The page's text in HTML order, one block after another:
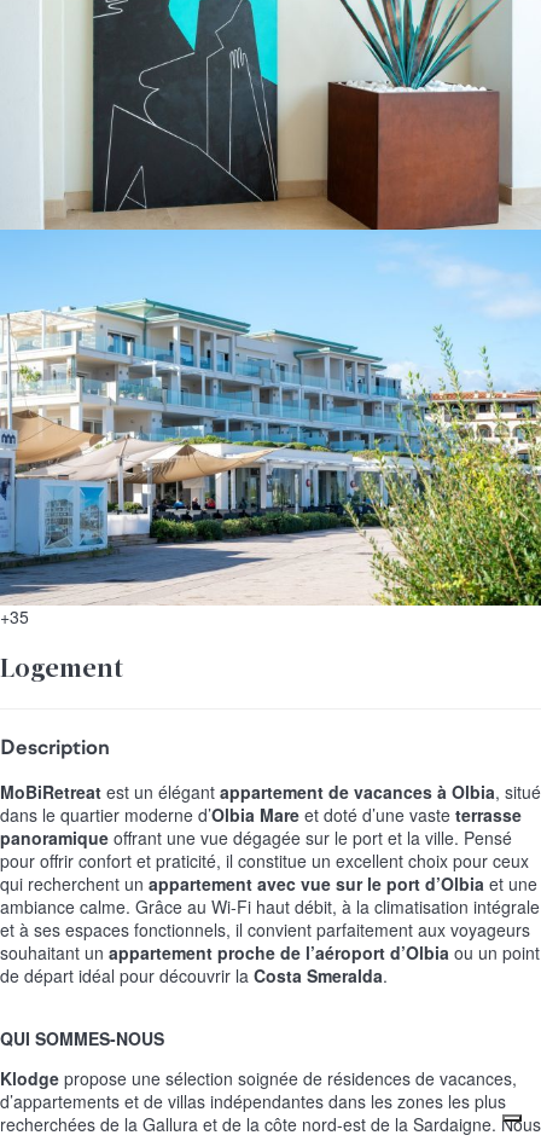
+35
Logement
Description
MoBiRetreat est un élégant appartement de vacances à Olbia, situé
dans le quartier moderne d’Olbia Mare et doté d’une vaste terrasse
panoramique offrant une vue dégagée sur le port et la ville. Pensé
pour offrir confort et praticité, il constitue un excellent choix pour ceux
qui recherchent un appartement avec vue sur le port d’Olbia et une
ambiance calme. Grâce au Wi-Fi haut débit, à la climatisation intégrale
et à ses espaces fonctionnels, il convient parfaitement aux voyageurs
souhaitant un appartement proche de l’aéroport d’Olbia ou un point
de départ idéal pour découvrir la Costa Smeralda.
QUI SOMMES-NOUS
Klodge propose une sélection soignée de résidences de vacances,
d’appartements et de villas indépendantes dans les zones les plus
recherchées de la Gallura et de la côte nord-est de la Sardaigne. Nous